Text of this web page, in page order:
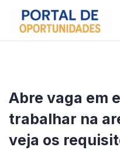
Abre vaga em
trabalhar na
veja os